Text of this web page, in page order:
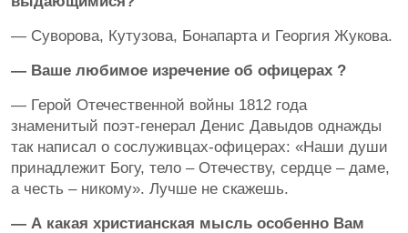
— Суворова, Кутузова, Бонапарта и Георгия Жукова.
— Ваше любимое изречение об офицерах ?
— Герой Отечественной войны 1812 года
знаменитый поэт-генерал Денис Давыдов однажды
так написал о сослуживцах-офицерах: «Наши души
принадлежит Богу, тело – Отечеству, сердце – даме,
а честь – никому». Лучше не скажешь.
— А какая христианская мысль особенно Вам